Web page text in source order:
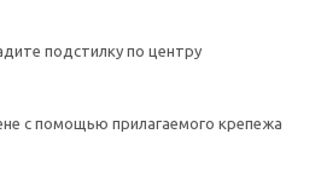
подстилку по центру
с помощью прилагаемого крепежа